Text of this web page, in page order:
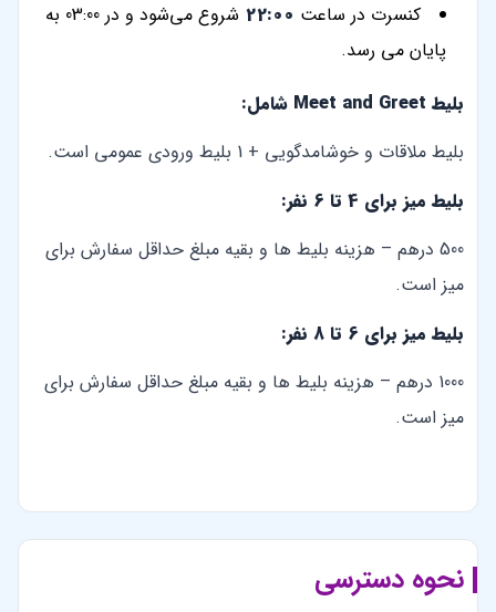
کنسرت در ساعت
شروع می‌شود و در 03:00 به
پایان می رسد.
بلیط Meet and Greet شامل:
بلیط ملاقات و خوشامدگویی + 1 بلیط ورودی عمومی است.
بلیط میز برای 4 تا 6 نفر:
500 درهم – هزینه بلیط ها و بقیه مبلغ حداقل سفارش برای
میز است.
بلیط میز برای 6 تا 8 نفر:
1000 درهم – هزینه بلیط ها و بقیه مبلغ حداقل سفارش برای
میز است.
نحوه دسترسی